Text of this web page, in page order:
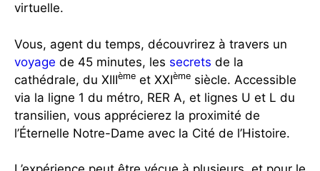
virtuelle.
Vous, agent du temps, découvrirez à travers un
voyage de 45 minutes, les secrets de la
cathédrale, du XIIIème et XXIème siècle. Accessible
via la ligne 1 du métro, RER A, et lignes U et L du
transilien, vous apprécierez la proximité de
l’Éternelle Notre-Dame avec la Cité de l’Histoire.